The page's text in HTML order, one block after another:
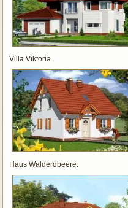
Villa Viktoria
Haus Walderdbeere.